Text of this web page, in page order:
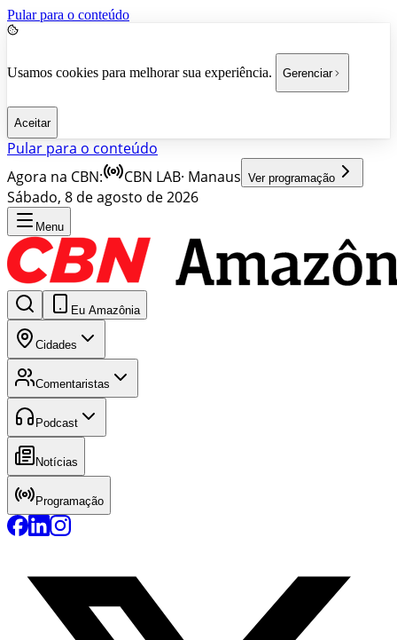
Pular para o conteúdo
Usamos cookies para melhorar sua experiência. Gerenciar
Aceitar
Pular para o conteúdo
Agora na CBN:
CBN LAB· Manaus Ver programação
Sábado, 8 de agosto de 2026
Menu
Eu Amazônia
Cidades
Comentaristas
Podcast
Notícias
Programação